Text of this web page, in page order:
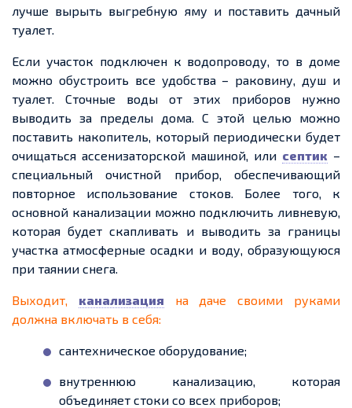
лучше вырыть выгребную яму и поставить дачный
туалет.
Если участок подключен к водопроводу, то в доме
можно обустроить все удобства – раковину, душ и
туалет. Сточные воды от этих приборов нужно
выводить за пределы дома. С этой целью можно
поставить накопитель, который периодически будет
очищаться ассенизаторской машиной, или септик –
специальный очистной прибор, обеспечивающий
повторное использование стоков. Более того, к
основной канализации можно подключить ливневую,
которая будет скапливать и выводить за границы
участка атмосферные осадки и воду, образующуюся
при таянии снега.
Выходит, канализация на даче своими руками
должна включать в себя:
сантехническое оборудование;
внутреннюю канализацию, которая
объединяет стоки со всех приборов;